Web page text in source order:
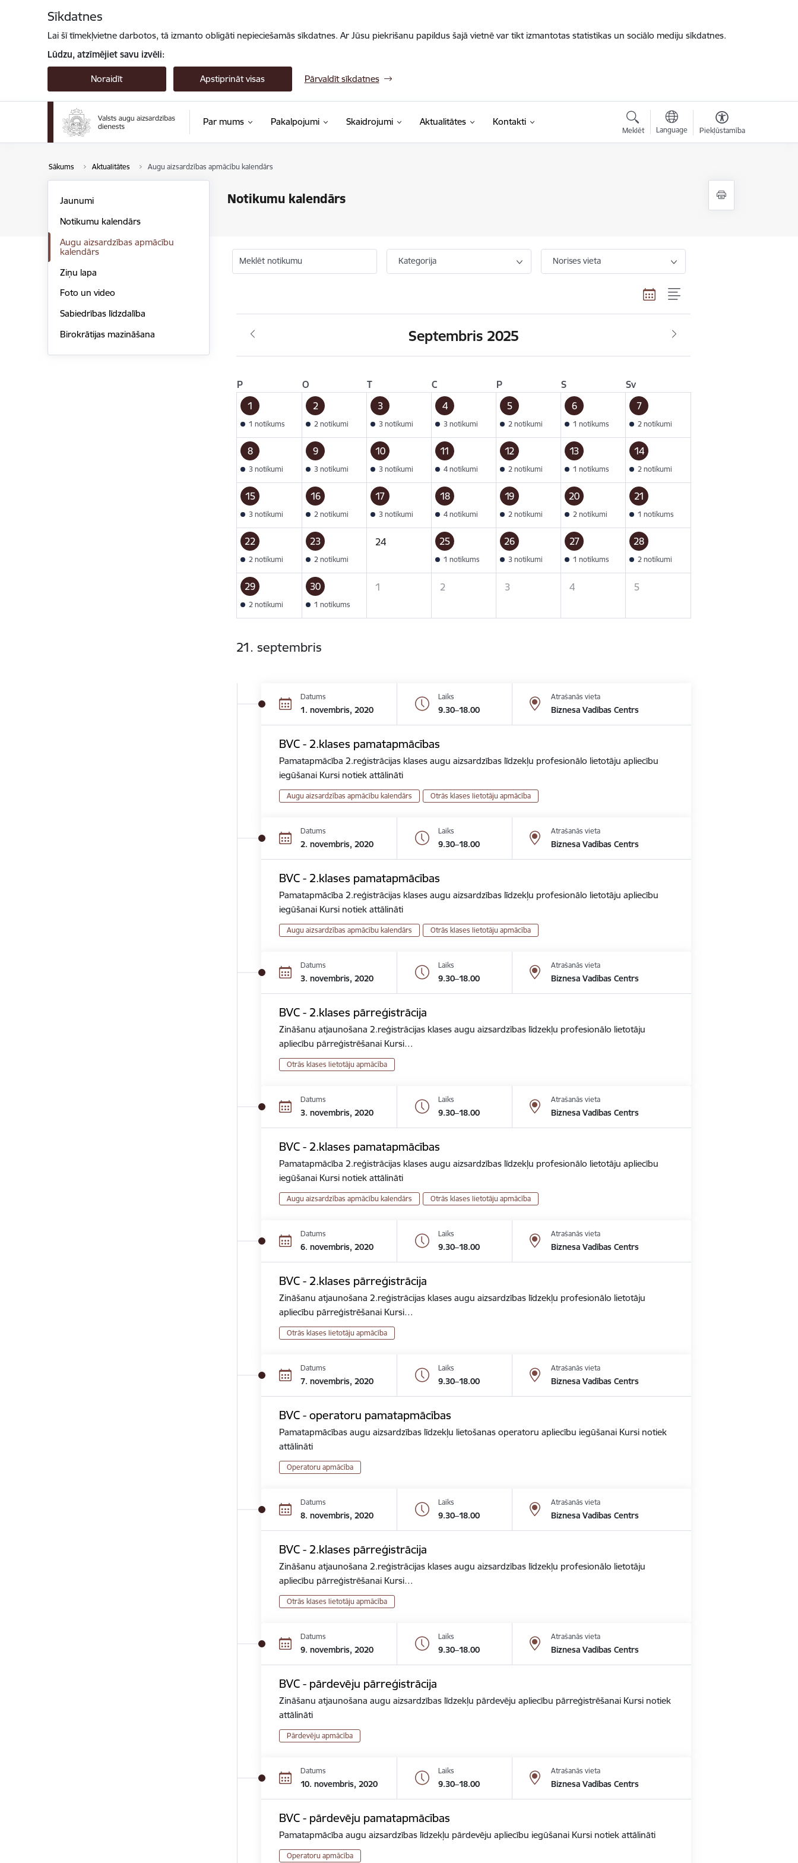
Sīkdatnes
Lai šī tīmekļvietne darbotos, tā izmanto obligāti nepieciešamās sīkdatnes. Ar Jūsu piekrišanu papildus šajā vietnē var tikt izmantotas statistikas un sociālo mediju sīkdatnes.
Lūdzu, atzīmējiet savu izvēli:
Noraidīt Apstiprināt visas Pārvaldīt sīkdatnes
Par mums Pakalpojumi Skaidrojumi Aktualitātes Kontakti
Meklēt Language Piekļūstamība
Sākums Aktualitātes Augu aizsardzības apmācību kalendārs
Notikumu kalendārs
Jaunumi
Notikumu kalendārs
Augu aizsardzības apmācību
kalendārs
Ziņu lapa
Foto un video
Sabiedrības līdzdalība
Birokrātijas mazināšana
Meklēt notikumu Kategorija Norises vieta
Septembris 2025
P O T C P S
Sv
1
1 notikums
2
2 notikumi
3
3 notikumi
4
3 notikumi
5
2 notikumi
6
1 notikums
7
2 notikumi
8
3 notikumi
9
3 notikumi
10
3 notikumi
11
4 notikumi
12
2 notikumi
13
1 notikums
14
2 notikumi
15
3 notikumi
16
2 notikumi
17
3 notikumi
18
4 notikumi
19
2 notikumi
20
2 notikumi
21
1 notikums
22
2 notikumi
23
2 notikumi
24 25
1 notikums
26
3 notikumi
27
1 notikums
28
2 notikumi
29
2 notikumi
30
1 notikums
1 2 3 4 5
21. septembris
Datums
1. novembris, 2020
Laiks
9.30–18.00
Atrašanās vieta
Biznesa Vadības Centrs
BVC - 2.klases pamatapmācības
Pamatapmācība 2.reģistrācijas klases augu aizsardzības līdzekļu profesionālo lietotāju apliecību
iegūšanai Kursi notiek attālināti
Augu aizsardzības apmācību kalendārs Otrās klases lietotāju apmācība
Datums
2. novembris, 2020
Laiks
9.30–18.00
Atrašanās vieta
Biznesa Vadības Centrs
BVC - 2.klases pamatapmācības
Pamatapmācība 2.reģistrācijas klases augu aizsardzības līdzekļu profesionālo lietotāju apliecību
iegūšanai Kursi notiek attālināti
Augu aizsardzības apmācību kalendārs Otrās klases lietotāju apmācība
Datums
3. novembris, 2020
Laiks
9.30–18.00
Atrašanās vieta
Biznesa Vadības Centrs
BVC - 2.klases pārreģistrācija
Zināšanu atjaunošana 2.reģistrācijas klases augu aizsardzības līdzekļu profesionālo lietotāju
apliecību pārreģistrēšanai Kursi…
Otrās klases lietotāju apmācība
Datums
3. novembris, 2020
Laiks
9.30–18.00
Atrašanās vieta
Biznesa Vadības Centrs
BVC - 2.klases pamatapmācības
Pamatapmācība 2.reģistrācijas klases augu aizsardzības līdzekļu profesionālo lietotāju apliecību
iegūšanai Kursi notiek attālināti
Augu aizsardzības apmācību kalendārs Otrās klases lietotāju apmācība
Datums
6. novembris, 2020
Laiks
9.30–18.00
Atrašanās vieta
Biznesa Vadības Centrs
BVC - 2.klases pārreģistrācija
Zināšanu atjaunošana 2.reģistrācijas klases augu aizsardzības līdzekļu profesionālo lietotāju
apliecību pārreģistrēšanai Kursi…
Otrās klases lietotāju apmācība
Datums
7. novembris, 2020
Laiks
9.30–18.00
Atrašanās vieta
Biznesa Vadības Centrs
BVC - operatoru pamatapmācības
Pamatapmācības augu aizsardzības līdzekļu lietošanas operatoru apliecību iegūšanai Kursi notiek
attālināti
Operatoru apmācība
Datums
8. novembris, 2020
Laiks
9.30–18.00
Atrašanās vieta
Biznesa Vadības Centrs
BVC - 2.klases pārreģistrācija
Zināšanu atjaunošana 2.reģistrācijas klases augu aizsardzības līdzekļu profesionālo lietotāju
apliecību pārreģistrēšanai Kursi…
Otrās klases lietotāju apmācība
Datums
9. novembris, 2020
Laiks
9.30–18.00
Atrašanās vieta
Biznesa Vadības Centrs
BVC - pārdevēju pārreģistrācija
Zināšanu atjaunošana augu aizsardzības līdzekļu pārdevēju apliecību pārreģistrēšanai Kursi notiek
attālināti
Pārdevēju apmācība
Datums
10. novembris, 2020
Laiks
9.30–18.00
Atrašanās vieta
Biznesa Vadības Centrs
BVC - pārdevēju pamatapmācības
Pamatapmācība augu aizsardzības līdzekļu pārdevēju apliecību iegūšanai Kursi notiek attālināti
Operatoru apmācība